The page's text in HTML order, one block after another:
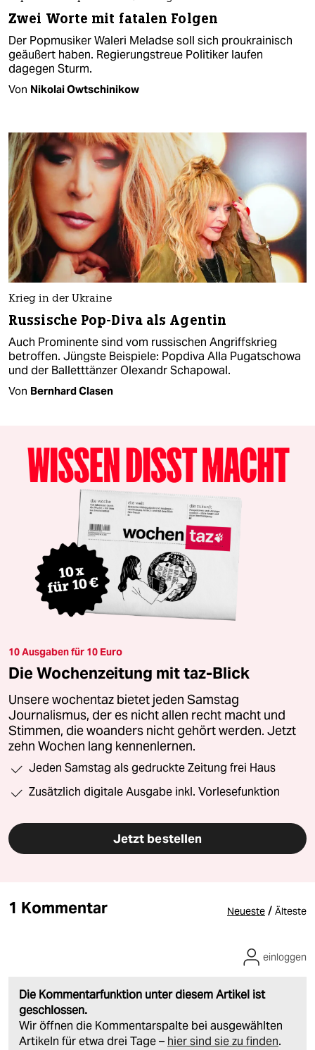
Zwei Worte mit fatalen Folgen
Der Popmusiker Waleri Meladse soll sich proukrainisch
geäußert haben. Regierungstreue Politiker laufen
dagegen Sturm.
Von Nikolai Owtschinikow
Krieg in der Ukraine
Russische Pop-Diva als Agentin
Auch Prominente sind vom russischen Angriffskrieg
betroffen. Jüngste Beispiele: Popdiva Alla Pugatschowa
und der Balletttänzer Olexandr Schapowal.
Von Bernhard Clasen
10 Ausgaben für 10 Euro
Die Wochenzeitung mit taz-Blick
Unsere wochentaz bietet jeden Samstag
Journalismus, der es nicht allen recht macht und
Stimmen, die woanders nicht gehört werden. Jetzt
zehn Wochen lang kennenlernen.
Jeden Samstag als gedruckte Zeitung frei Haus
Zusätzlich digitale Ausgabe inkl. Vorlesefunktion
Jetzt bestellen
1 Kommentar Neueste / Älteste
Die Kommentarfunktion unter diesem Artikel ist
geschlossen.
Wir öffnen die Kommentarspalte bei ausgewählten
Artikeln für etwa drei Tage – hier sind sie zu finden.
einloggen